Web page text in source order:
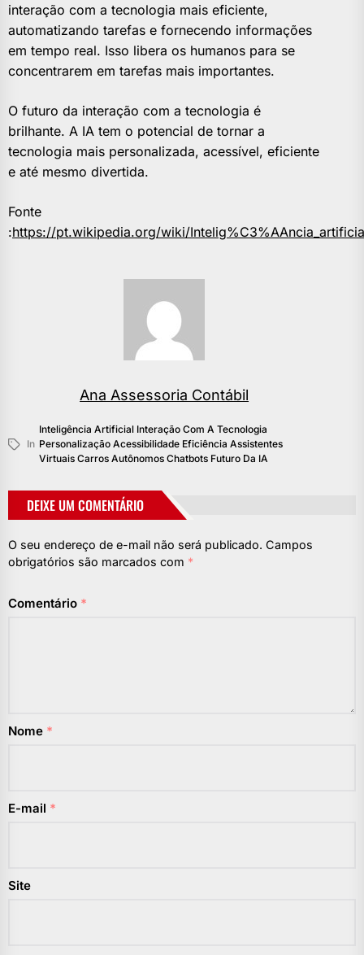
interação com a tecnologia mais eficiente,
automatizando tarefas e fornecendo informações
em tempo real. Isso libera os humanos para se
concentrarem em tarefas mais importantes.
O futuro da interação com a tecnologia é
brilhante. A IA tem o potencial de tornar a
tecnologia mais personalizada, acessível, eficiente
e até mesmo divertida.
Fonte
:https://pt.wikipedia.org/wiki/
Ana Assessoria Contábil
In
Inteligência Artificial Interação Com A Tecnologia
Personalização Acessibilidade Eficiência Assistentes
Virtuais Carros Autônomos Chatbots Futuro Da IA
DEIXE UM COMENTÁRIO
O seu endereço de e-mail não será publicado. Campos
obrigatórios são marcados com *
Comentário *
Nome *
E-mail *
Site